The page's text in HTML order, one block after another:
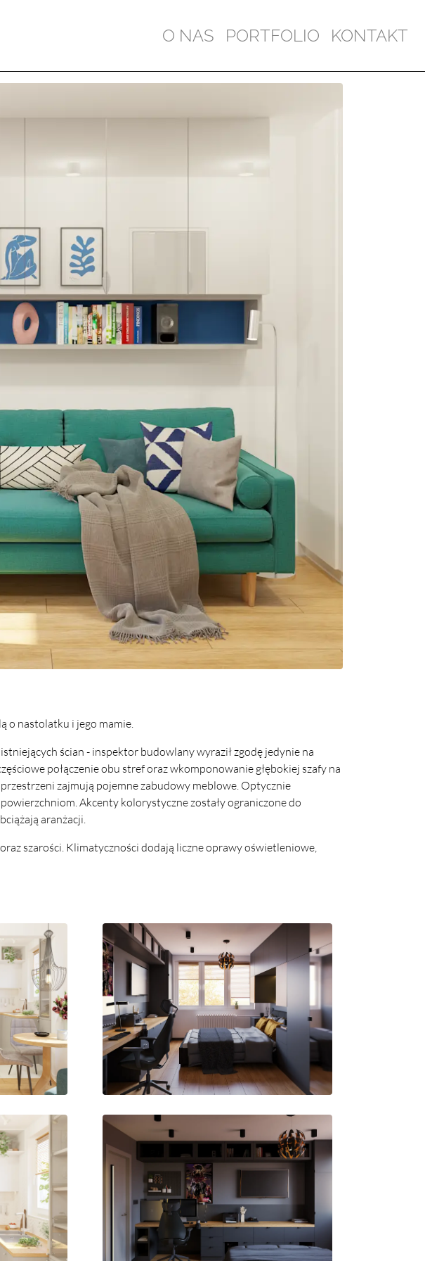
O NAS PORTFOLIO KONTAKT
o nastolatku i jego mamie.
ścian - inspektor budowlany wyraził zgodę jedynie na
połączenie obu stref oraz wkomponowanie głębokiej szafy na
zajmują pojemne zabudowy meblowe. Optycznie
Akcenty kolorystyczne zostały ograniczone do
aranżacji.
szarości. Klimatyczności dodają liczne oprawy oświetleniowe,